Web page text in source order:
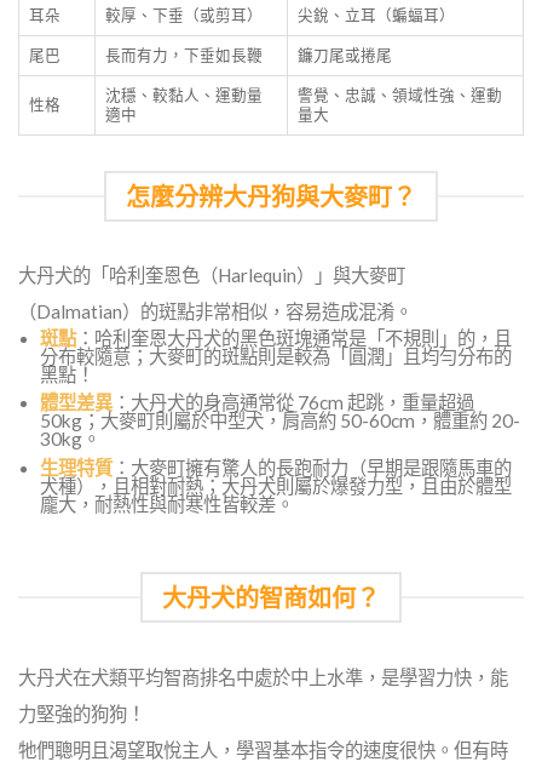
耳朵 較厚、下垂（或剪耳） 尖銳、立耳（蝙蝠耳）
尾巴 長而有力，下垂如長鞭 鐮刀尾或捲尾
性格
沈穩、較黏人、運動量
適中
警覺、忠誠、領域性強、運動
量大
怎麼分辨大丹狗與大麥町？
大丹犬的「哈利奎恩色（Harlequin）」與大麥町
（Dalmatian）的斑點非常相似，容易造成混淆。
斑點：哈利奎恩大丹犬的黑色斑塊通常是「不規則」的，且
分布較隨意；大麥町的斑點則是較為「圓潤」且均勻分布的
黑點！
體型差異：大丹犬的身高通常從 76cm 起跳，重量超過
50kg；大麥町則屬於中型犬，肩高約 50-60cm，體重約 20-
30kg。
生理特質：大麥町擁有驚人的長跑耐力（早期是跟隨馬車的
犬種），且相對耐熱；大丹犬則屬於爆發力型，且由於體型
龐大，耐熱性與耐寒性皆較差。
大丹犬的智商如何？
大丹犬在犬類平均智商排名中處於中上水準，是學習力快，能
力堅強的狗狗！
牠們聰明且渴望取悅主人，學習基本指令的速度很快。但有時